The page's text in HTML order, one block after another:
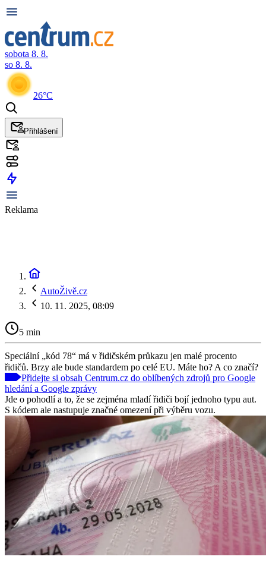
sobota 8. 8.
so 8. 8.
26°C
Přihlášení
Reklama
AutoŽivě.cz
10. 11. 2025, 08:09
5 min
Speciální „kód 78“ má v řidičském průkazu jen malé procento
řidičů. Brzy ale bude standardem po celé EU. Máte ho? A co značí?
Přidejte si obsah Centrum.cz do oblíbených zdrojů pro Google
hledání a Google zprávy
Jde o pohodlí a to, že se zejména mladí řidiči bojí jednoho typu aut.
S kódem ale nastupuje značné omezení při výběru vozu.